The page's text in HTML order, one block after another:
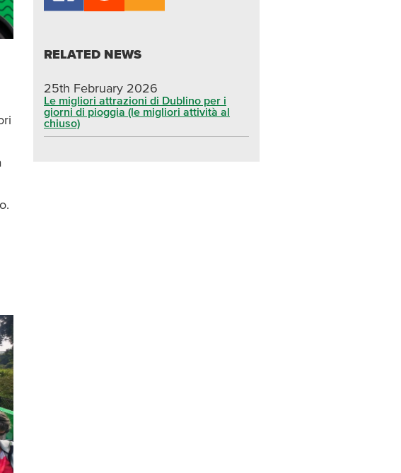
RELATED NEWS
25th February 2026
Le migliori attrazioni di Dublino per i
giorni di pioggia (le migliori attività al
chiuso)